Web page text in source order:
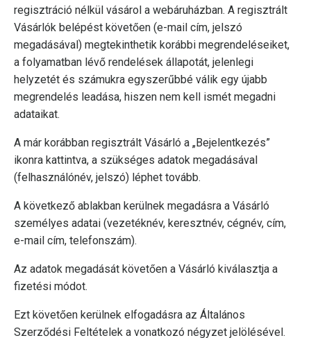
regisztráció nélkül vásárol a webáruházban. A regisztrált
Vásárlók belépést követően (e-mail cím, jelszó
megadásával) megtekinthetik korábbi megrendeléseiket,
a folyamatban lévő rendelések állapotát, jelenlegi
helyzetét és számukra egyszerűbbé válik egy újabb
megrendelés leadása, hiszen nem kell ismét megadni
adataikat.
A már korábban regisztrált Vásárló a „Bejelentkezés”
ikonra kattintva, a szükséges adatok megadásával
(felhasználónév, jelszó) léphet tovább.
A következő ablakban kerülnek megadásra a Vásárló
személyes adatai (vezetéknév, keresztnév, cégnév, cím,
e-mail cím, telefonszám).
Az adatok megadását követően a Vásárló kiválasztja a
fizetési módot.
Ezt követően kerülnek elfogadásra az Általános
Szerződési Feltételek a vonatkozó négyzet jelölésével.